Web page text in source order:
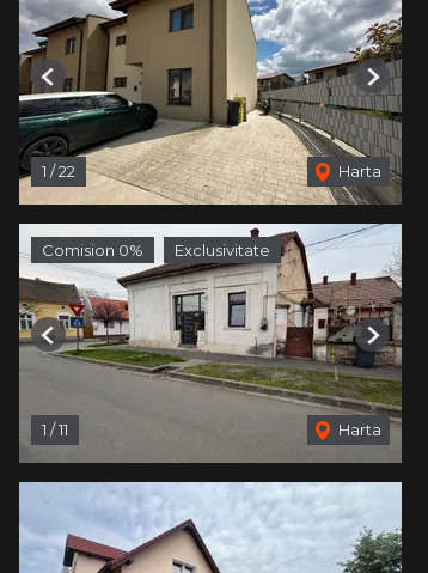
1 /22 Harta
Previous Next
Comision 0% Exclusivitate
1 /11 Harta
Previous Next